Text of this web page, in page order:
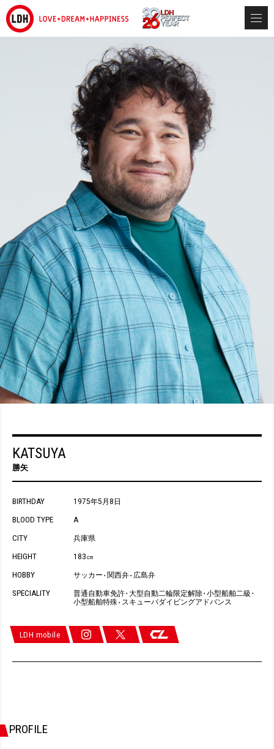
KATSUYA
勝矢
BIRTHDAY 1975年5月8日
BLOOD TYPE A
CITY 兵庫県
HEIGHT 183㎝
HOBBY サッカー・関西弁・広島弁
SPECIALITY 普通自動車免許・大型自動二輪限定解除・小型船舶二級・
小型船舶特殊・スキューバダイビングアドバンス
LDH mobile
PROFILE